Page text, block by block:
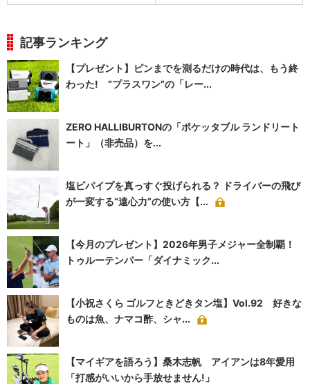
記事ランキング
【プレゼント】ピンまでを測るだけの時代は、もう終
わった! “プラスワン”の「レー...
ZERO HALLIBURTONの「ポケッタブル ランドリート
ート」（非売品）を...
塩ビパイプを真っすぐ投げられる？ ドライバーの飛び
が一変する“遠心力”の使い方【...
【今月のプレゼント】2026年男子メジャー全制覇！
トゥルーテンパー「ダイナミック...
【小祝さくら ゴルフときどきタン塩】Vol.92 好きな
ものは魚、ナマコ酢、シャ...
【マイギアを語ろう】桑木志帆 アイアンは8年愛用
「打感がいいから手放せません!」